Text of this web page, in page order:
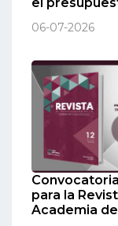
06-07-2026
para la
Academia de